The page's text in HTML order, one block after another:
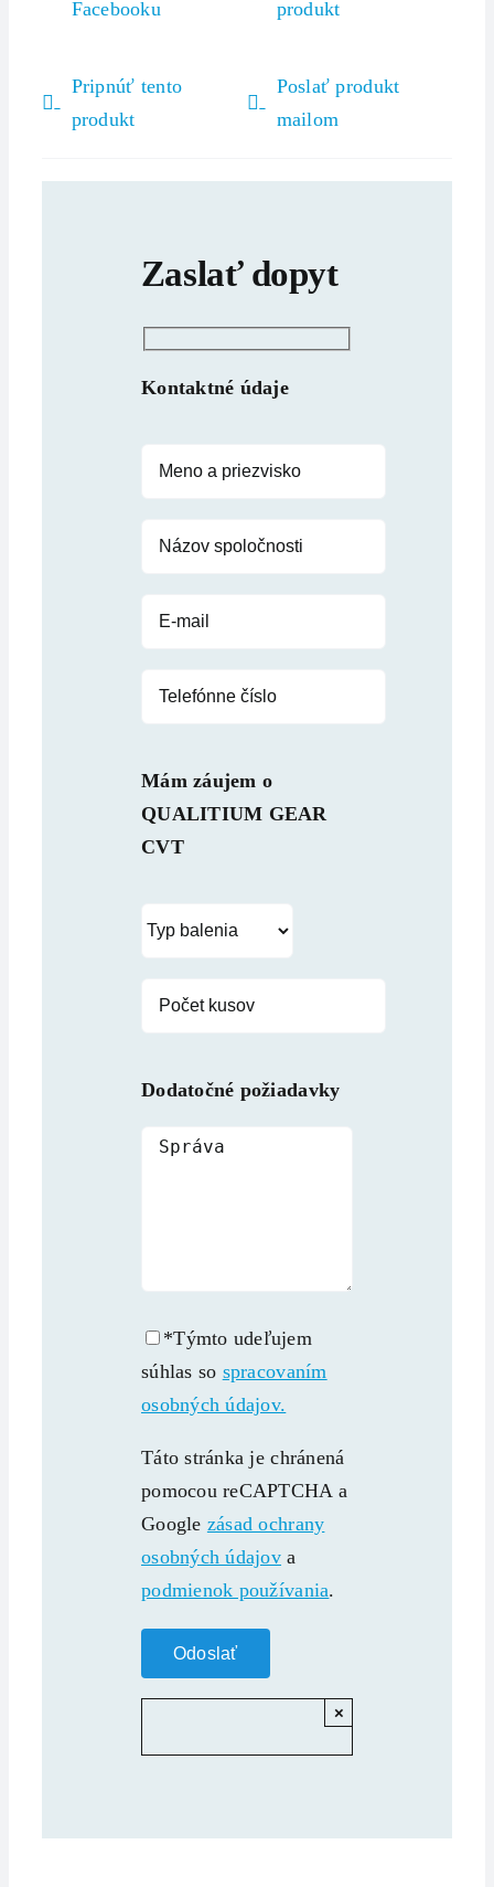
Facebooku
produkt
Pripnúť tento
produkt
Poslať produkt
mailom
Zaslať dopyt
Kontaktné údaje
Mám záujem o
QUALITIUM GEAR
CVT
Dodatočné požiadavky
*Týmto udeľujem
súhlas so spracovaním
osobných údajov.
Táto stránka je chránená
pomocou reCAPTCHA a
Google zásad ochrany
osobných údajov a
podmienok používania.
×